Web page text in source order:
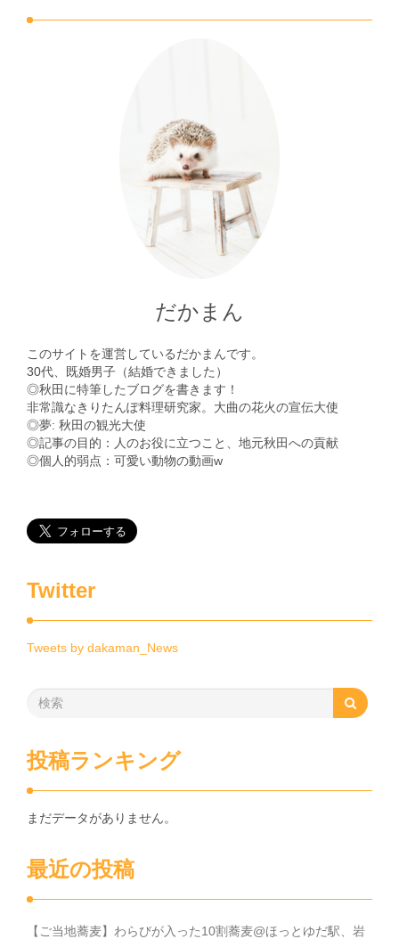
だかまん
このサイトを運営しているだかまんです。
30代、既婚男子（結婚できました）
◎秋田に特筆したブログを書きます！
非常識なきりたんぽ料理研究家。大曲の花火の宣伝大使
◎夢: 秋田の観光大使
◎記事の目的：人のお役に立つこと、地元秋田への貢献
◎個人的弱点：可愛い動物の動画w
Twitter
Tweets by dakaman_News
投稿ランキング
まだデータがありません。
最近の投稿
【ご当地蕎麦】わらびが入った10割蕎麦@ほっとゆだ駅、岩